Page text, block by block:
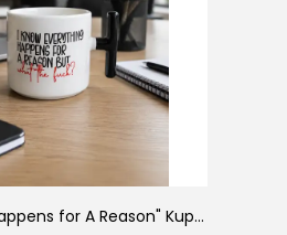
"Everything Happens for A Reason" Kupası, Arkadaşa Hediye